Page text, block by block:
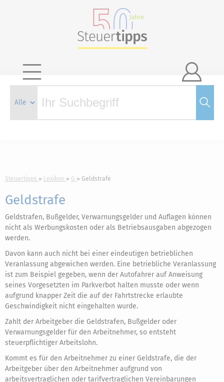

Steuertipps Lexikon G Geldstrafe
Geldstrafe
Geldstrafen, Bußgelder, Verwarnungsgelder und Auflagen können
nicht als Werbungskosten oder als Betriebsausgaben abgezogen
werden.
Davon kann auch nicht bei einer eindeutigen betrieblichen
Veranlassung abgewichen werden. Eine betriebliche Veranlassung
ist zum Beispiel gegeben, wenn der Autofahrer auf Anweisung
seines Vorgesetzten im Parkverbot halten musste oder wenn
aufgrund knapper Zeit die auf der Fahrtstrecke erlaubte
Geschwindigkeit nicht eingehalten wurde.
Zahlt der Arbeitgeber die Geldstrafen, Bußgelder oder
Verwarnungsgelder für den Arbeitnehmer, so entsteht
steuerpflichtiger Arbeitslohn.
Kommt es für den Arbeitnehmer zu einer Geldstrafe, die der
Arbeitgeber über den Arbeitnehmer aufgrund von
arbeitsvertraglichen oder tarifvertraglichen Vereinbarungen